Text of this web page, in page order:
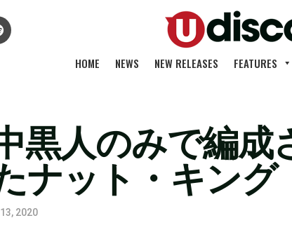
HOME NEWS NEW RELEASES FEATURES
黒人のみで編成
ナット・キン
2020